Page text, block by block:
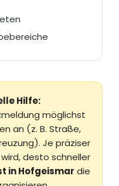
Hilfe:
möglichst
an (z. B. Straße,
Je präziser
desto schneller
in Hofgeismar die